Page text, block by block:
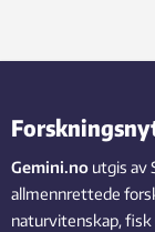
Gemini.no utgis av
allmennrettede
naturvitenskap, fisk